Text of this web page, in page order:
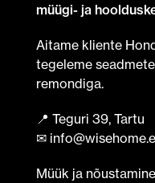
müügi- ja
Aitame kliente
tegeleme
remondiga.
📍 Teguri 39, Tartu
✉
Müük ja nõustamine